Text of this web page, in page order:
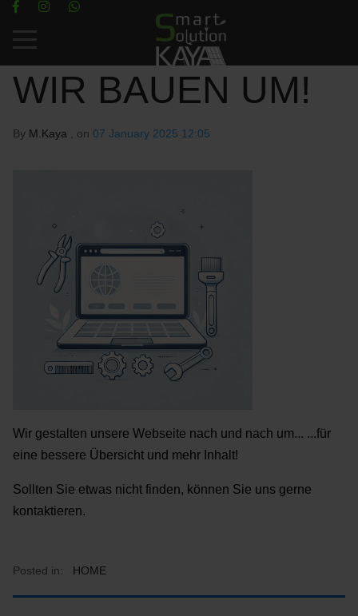
Mobile Menu Toggle
WIR BAUEN UM!
By M.Kaya , on 07 January 2025 12:05
Wir gestalten unsere Webseite nach und nach um... ...für
eine bessere Übersicht und mehr Inhalt!
Sollten Sie etwas nicht finden, können Sie uns gerne
kontaktieren.
Posted in: HOME